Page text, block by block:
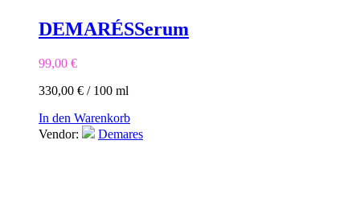
DEMARÉSSerum
99,00 €
330,00 € / 100 ml
In den Warenkorb
Vendor:
Demares